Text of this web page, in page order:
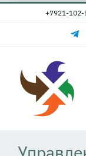
Skip
+7921-